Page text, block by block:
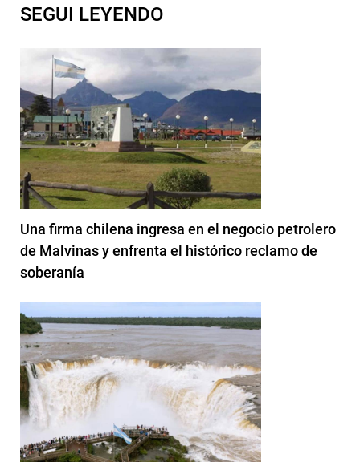
SEGUI LEYENDO
Una firma chilena ingresa en el negocio petrolero
de Malvinas y enfrenta el histórico reclamo de
soberanía